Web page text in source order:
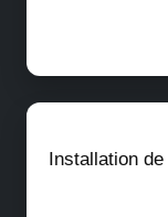
Installation